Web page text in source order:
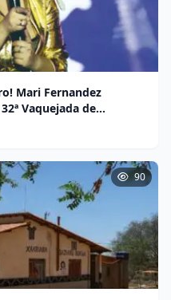
Mari Fernandez
Vaquejada de
90